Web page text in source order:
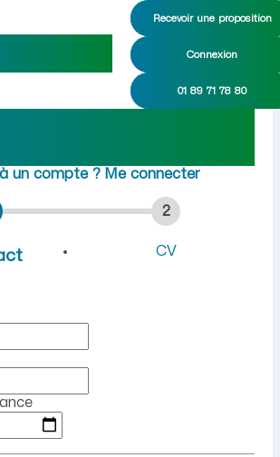
Recevoir une proposition
Connexion
01 89 71 78 80
Gouy (Aisne) :
maideoàGouy
un compte ? Me connecter
2
CV